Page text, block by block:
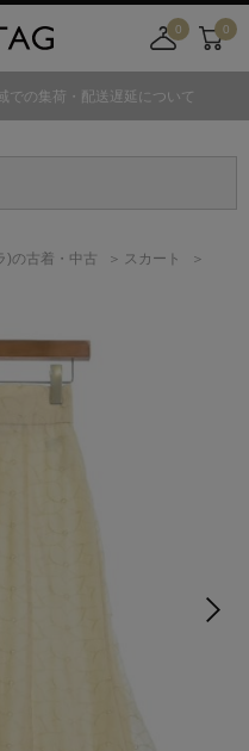
0
舗
カ
ト
0
での集荷・配送遅延について
)の古着・中古
スカート